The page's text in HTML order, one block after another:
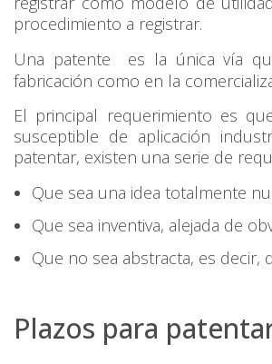
procedimiento a registrar.
Una patente es la única vía
fabricación como en la
El principal requerimiento es
susceptible de aplicación
patentar, existen una serie de
Que sea una idea totalmente
Que sea inventiva, alejada de
Que no sea abstracta, es decir,
Plazos para